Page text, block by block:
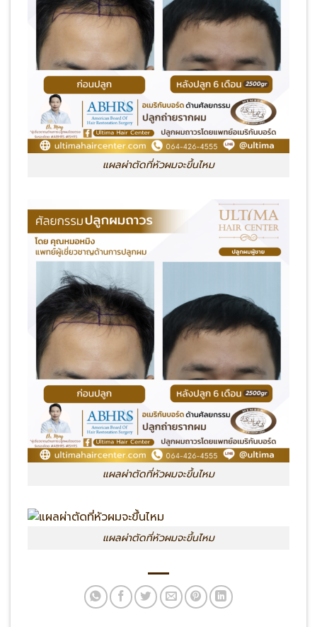
แผลผ่าตัดที่หัวผมจะขึ้นไหม
แผลผ่าตัดที่หัวผมจะขึ้นไหม
แผลผ่าตัดที่หัวผมจะขึ้นไหม